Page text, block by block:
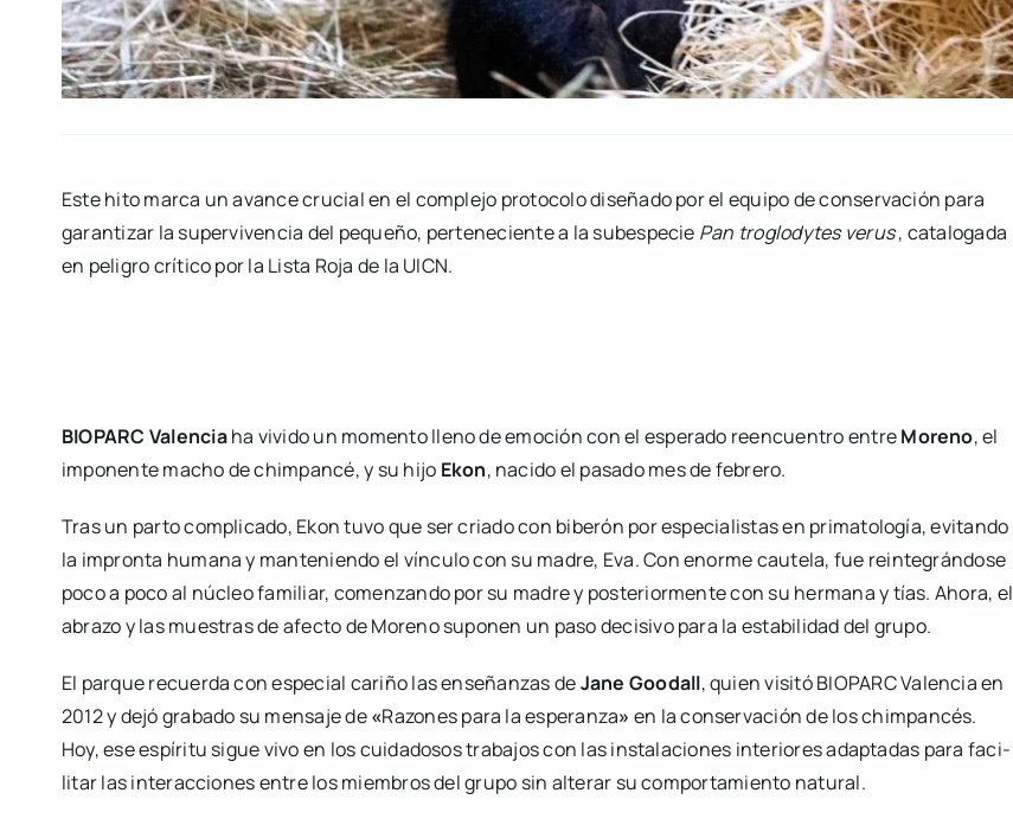
Este hito mar­ca un avan­ce cru­cial en el com­ple­jo pro­to­co­lo dise­ña­do por el equi­po de con­ser­va­ción para
garan­ti­zar la super­vi­ven­cia del peque­ño, per­te­ne­cien­te a la sub­es­pe­cie Pan tro­glody­tes verus, cata­lo­ga­da
en peli­gro crí­ti­co por la Lis­ta Roja de la UICN.
BIOPARC Valen­ciaha vivi­do un momen­to lleno de emo­ción con el espe­ra­do reen­cuen­tro entreMoreno, el
impo­nen­te macho de chim­pan­cé, y su hijo Ekon, naci­do el pasa­do mes de febre­ro.
Tras un par­to com­pli­ca­do, Ekon tuvo que ser cria­do con bibe­rón por espe­cia­lis­tas en pri­ma­to­lo­gía, evi­tan­do
la impron­ta huma­na y man­te­nien­do el víncu­lo con su madre, Eva. Con enor­me cau­te­la, fue rein­te­grán­do­se
poco a poco al núcleo fami­liar, comen­zan­do por su madre y pos­te­rior­men­te con su her­ma­na y tías. Aho­ra, el
abra­zo y las mues­tras de afec­to de Moreno supo­nen un paso deci­si­vo para la esta­bi­li­dad del gru­po.
El par­que recuer­da con espe­cial cari­ño las ense­ñan­zas deJane Goo­dall, quien visi­tó BIOPARC Valen­cia en
2012 y dejó gra­ba­do su men­sa­je de«Razo­nes para la espe­ran­za» en la con­ser­va­ción de los chim­pan­cés.
Hoy, ese espí­ri­tu sigue vivo en los cui­da­do­sos tra­ba­jos con las ins­ta­la­cio­nes inte­rio­res adap­ta­das para faci­
li­tar las inter­ac­cio­nes entre los miem­bros del gru­po sin alte­rar su com­por­ta­mien­to natu­ral.